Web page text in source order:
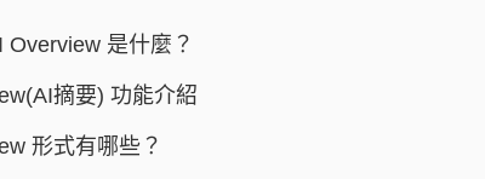
Overview 是什麼？
摘要) 功能介紹
形式有哪些？